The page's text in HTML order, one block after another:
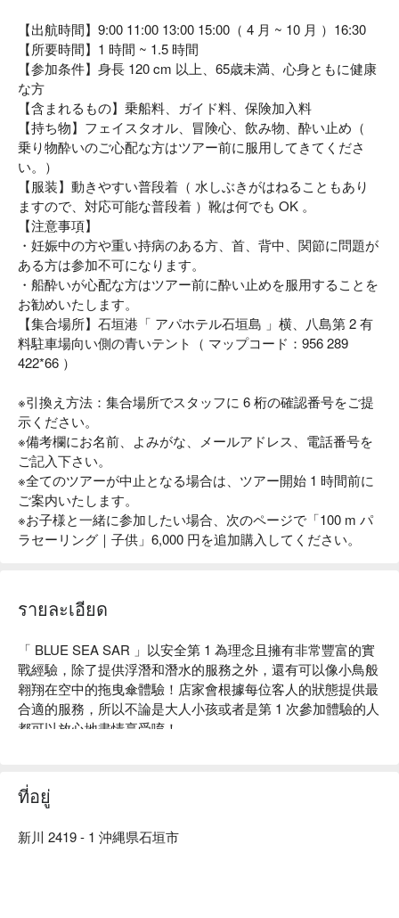
【出航時間】9:00 11:00 13:00 15:00（ 4 月 ~ 10 月 ）16:30
【所要時間】1 時間 ~ 1.5 時間
【参加条件】身長 120 cm 以上、65歳未満、心身ともに健康
な方
【含まれるもの】乗船料、ガイド料、保険加入料
【持ち物】フェイスタオル、冒険心、飲み物、酔い止め（
乗り物酔いのご心配な方はツアー前に服用してきてくださ
い。）
【服装】動きやすい普段着（ 水しぶきがはねることもあり
ますので、対応可能な普段着 ）靴は何でも OK 。
【注意事項】
・妊娠中の方や重い持病のある方、首、背中、関節に問題が
ある方は参加不可になります。
・船酔いが心配な方はツアー前に酔い止めを服用することを
お勧めいたします。
【集合場所】石垣港「 アパホテル石垣島 」横、八島第 2 有
料駐車場向い側の青いテント（ マップコード：956 289
422*66 ）
※引換え方法：集合場所でスタッフに 6 桁の確認番号をご提
示ください。
※備考欄にお名前、よみがな、メールアドレス、電話番号を
ご記入下さい。
※全てのツアーが中止となる場合は、ツアー開始 1 時間前に
ご案内いたします。
※お子様と一緒に参加したい場合、次のページで「100 m パ
ラセーリング｜子供」6,000 円を追加購入してください。
รายละเอียด
「 BLUE SEA SAR 」以安全第 1 為理念且擁有非常豐富的實
戰經驗，除了提供浮潛和潛水的服務之外，還有可以像小鳥般
翱翔在空中的拖曳傘體驗！店家會根據每位客人的狀態提供最
合適的服務，所以不論是大人小孩或者是第 1 次參加體驗的人
都可以放心地盡情享受唷！
可以體驗被騰空拉起的快感與翺翔在天際的刺激，根據拉繩的
長度可以選擇在 100 公尺、150 公尺以及 200 公尺的高空中眺
體驗，將石垣島的天空和大海一併享受，保證您回味無窮！
ที่อยู่
新川 2419 - 1 沖縄県石垣市